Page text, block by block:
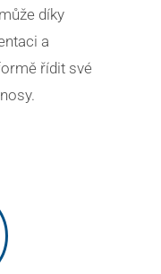
díky
a
řídit své